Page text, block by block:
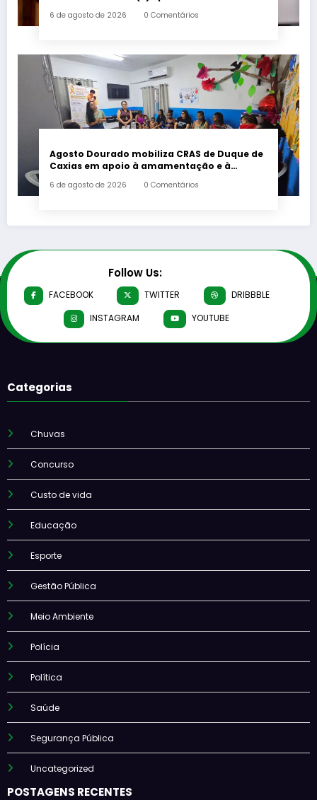
6 de agosto de 2026 0 Comentários
Agosto Dourado mobiliza CRAS de Duque de
Caxias em apoio à amamentação e à
6 de agosto de 2026 0 Comentários
Follow Us:
FACEBOOK TWITTER
DRIBBBLE
INSTAGRAM
YOUTUBE
Categorias
Chuvas
Concurso
Custo de vida
Educação
Esporte
Gestão Pública
Meio Ambiente
Polícia
Política
Saúde
Segurança Pública
Uncategorized
POSTAGENS RECENTES